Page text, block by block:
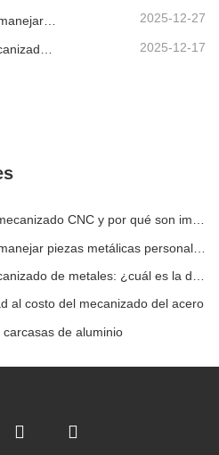
2025-12-27
2025-12-17
¿Qué son las tolerancias de mecanizado CNC y por qué son importantes?
al costo del mecanizado del acero
de aluminio